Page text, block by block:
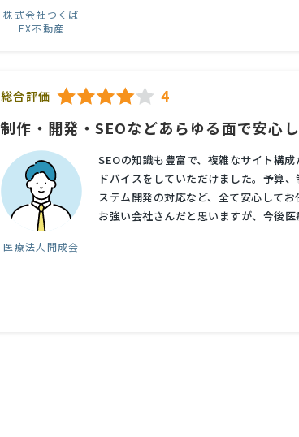
株式会社つくば
EX不動産
総合評価 4
制作・開発・SEOなどあらゆる面で安心
医療法人開成会
SEOの知識も豊富で、複雑なサイト構
ドバイスをしていただけました。予算
ステム開発の対応など、全て安心して
お強い会社さんだと思いますが、今後